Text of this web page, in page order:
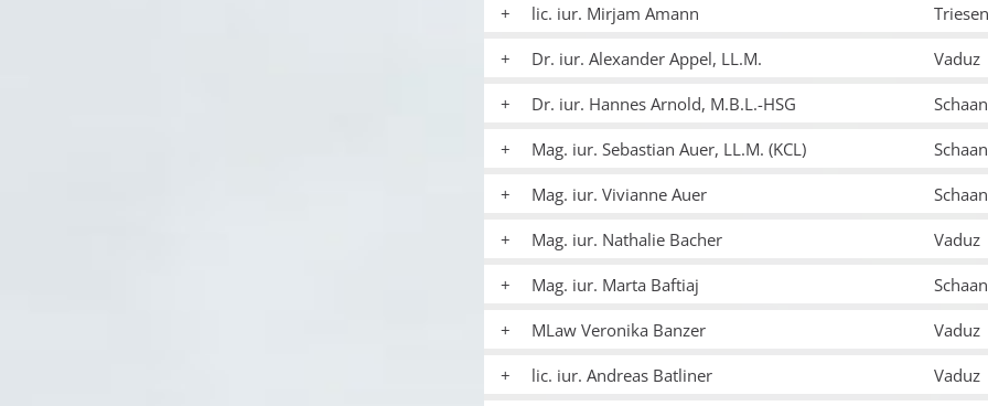
lic. iur. Mirjam Amann Triesen
Dr. iur. Alexander Appel, LL.M. Vaduz
Dr. iur. Hannes Arnold, M.B.L.-HSG Schaan
Mag. iur. Sebastian Auer, LL.M. (KCL) Schaan
Mag. iur. Vivianne Auer Schaan
Mag. iur. Nathalie Bacher Vaduz
Mag. iur. Marta Baftiaj Schaan
MLaw Veronika Banzer Vaduz
lic. iur. Andreas Batliner Vaduz